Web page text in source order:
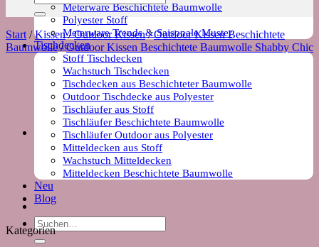
Meterware Beschichtete Baumwolle
Polyester Stoff
Meterware Trends & Saisonale Muster
Tischdecken
Stoff Tischdecken
Wachstuch Tischdecken
Tischdecken aus Beschichteter Baumwolle
Outdoor Tischdecke aus Polyester
Tischläufer aus Stoff
Tischläufer Beschichtete Baumwolle
Tischläufer Outdoor aus Polyester
Mitteldecken aus Stoff
Wachstuch Mitteldecken
Mitteldecken Beschichtete Baumwolle
Neu
Blog
Suchen
nach:
nach:
Start / Kissen / Outdoor Kissen / Outdoor Kissen Beschichtete
Baumwolle / Outdoor Kissen Beschichtete Baumwolle Shabby Chic
Kategorien